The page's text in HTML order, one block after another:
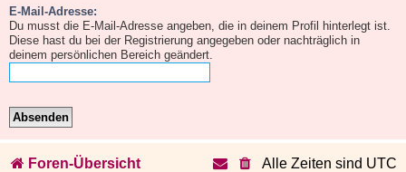
E-Mail-Adresse:
Du musst die E-Mail-Adresse angeben, die in deinem Profil hinterlegt ist.
Diese hast du bei der Registrierung angegeben oder nachträglich in
deinem persönlichen Bereich geändert.
Foren-Übersicht Alle Zeiten sind UTC